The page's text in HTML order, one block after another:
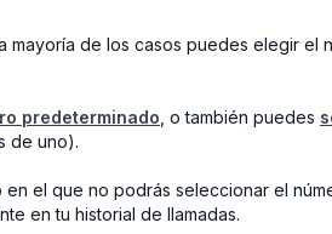
mayoría de los casos puedes elegir el
predeterminado , o también puedes
de uno).
el que no podrás seleccionar el
en tu historial de llamadas.